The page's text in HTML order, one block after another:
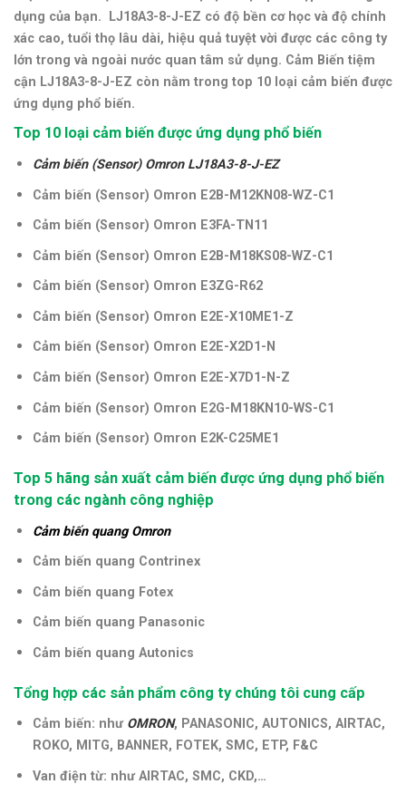
dụng của bạn. LJ18A3-8-J-EZ có độ bền cơ học và độ chính
xác cao, tuổi thọ lâu dài, hiệu quả tuyệt vời được các công ty
lớn trong và ngoài nước quan tâm sử dụng. Cảm Biến tiệm
cận LJ18A3-8-J-EZ còn nằm trong top 10 loại cảm biến được
ứng dụng phổ biến.
Top 10 loại cảm biến được ứng dụng phổ biến
Cảm biến (Sensor) Omron LJ18A3-8-J-EZ
Cảm biến (Sensor) Omron E2B-M12KN08-WZ-C1
Cảm biến (Sensor) Omron E3FA-TN11
Cảm biến (Sensor) Omron E2B-M18KS08-WZ-C1
Cảm biến (Sensor) Omron E3ZG-R62
Cảm biến (Sensor) Omron E2E-X10ME1-Z
Cảm biến (Sensor) Omron E2E-X2D1-N
Cảm biến (Sensor) Omron E2E-X7D1-N-Z
Cảm biến (Sensor) Omron E2G-M18KN10-WS-C1
Cảm biến (Sensor) Omron E2K-C25ME1
Top 5 hãng sản xuất cảm biến được ứng dụng phổ biến
trong các ngành công nghiệp
Cảm biến quang Omron
Cảm biến quang Contrinex
Cảm biến quang Fotex
Cảm biến quang Panasonic
Cảm biến quang Autonics
Tổng hợp các sản phẩm công ty chúng tôi cung cấp
Cảm biến: như OMRON, PANASONIC, AUTONICS, AIRTAC,
ROKO, MITG, BANNER, FOTEK, SMC, ETP, F&C
Van điện từ: như AIRTAC, SMC, CKD,…